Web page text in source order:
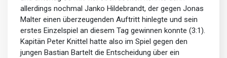
allerdings nochmal Janko Hildebrandt, der gegen Jonas
Malter einen überzeugenden Auftritt hinlegte und sein
erstes Einzelspiel an diesem Tag gewinnen konnte (3:1).
Kapitän Peter Knittel hatte also im Spiel gegen den
jungen Bastian Bartelt die Entscheidung über ein